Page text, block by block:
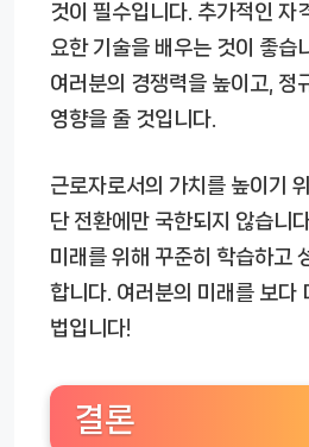
것이 필수입니다. 추가적인 자
요한 기술을 배우는 것이 좋습
여러분의 경쟁력을 높이고, 정
영향을 줄 것입니다.
근로자로서의 가치를 높이기
단 전환에만 국한되지 않습니
미래를 위해 꾸준히 학습하고
합니다. 여러분의 미래를 보다
법입니다!
결론